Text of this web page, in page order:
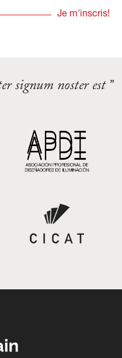
signum noster est ”